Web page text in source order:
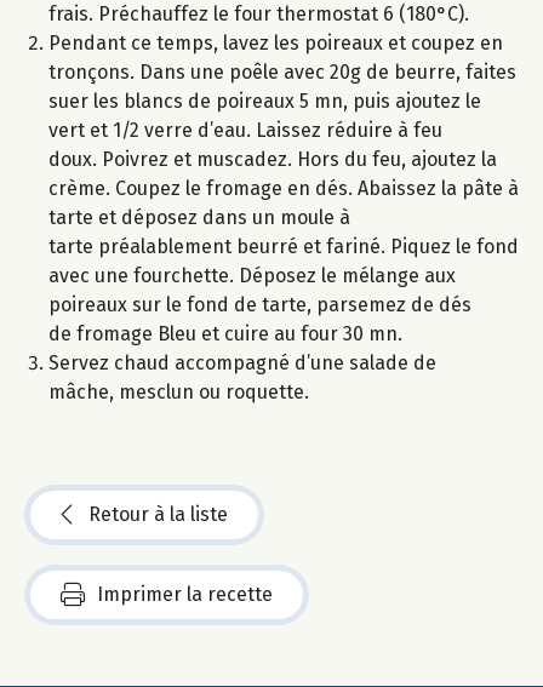
frais. Préchauffez le four thermostat 6 (180°C).
Pendant ce temps, lavez les poireaux et coupez en
tronçons. Dans une poêle avec 20g de beurre, faites
suer les blancs de poireaux 5 mn, puis ajoutez le
vert et 1/2 verre d’eau. Laissez réduire à feu
doux. Poivrez et muscadez. Hors du feu, ajoutez la
crème. Coupez le fromage en dés. Abaissez la pâte à
tarte et déposez dans un moule à
tarte préalablement beurré et fariné. Piquez le fond
avec une fourchette. Déposez le mélange aux
poireaux sur le fond de tarte, parsemez de dés
de fromage Bleu et cuire au four 30 mn.
Servez chaud accompagné d’une salade de
mâche, mesclun ou roquette.
Retour à la liste
Imprimer la recette